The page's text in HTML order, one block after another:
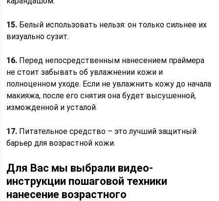
15. Белый использовать нельзя: он только сильнее их
визуально сузит.
16. Перед непосредственным нанесением праймера
не стоит забывать об увлажнении кожи и
полноценном уходе. Если не увлажнить кожу до начала
макияжа, после его снятия она будет высушенной,
изможденной и усталой.
17. Питательное средство – это лучший защитный
барьер для возрастной кожи.
Для Вас мы выбрали видео-
инструкции пошаговой техники
нанесение возрастного